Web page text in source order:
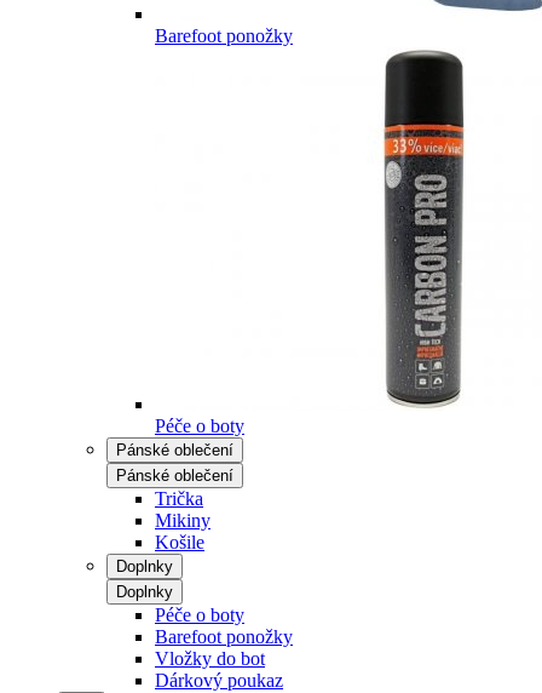
Barefoot ponožky
Péče o boty
Pánské oblečení
Pánské oblečení
Trička
Mikiny
Košile
Doplnky
Doplnky
Péče o boty
Barefoot ponožky
Vložky do bot
Dárkový poukaz